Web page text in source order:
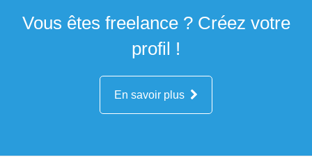
Vous êtes freelance ? Créez votre
profil !
En savoir plus